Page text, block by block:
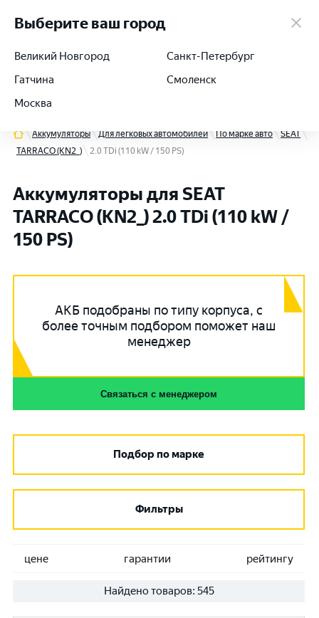
+7 (812) 564-54-91
Аккумуляторы Для легковых автомобилей По марке авто
SEAT
TARRACO (KN2_)
2.0 TDi (110 kW / 150 PS)
Аккумуляторы для SEAT
TARRACO (KN2_) 2.0 TDi (110 kW /
150 PS)
АКБ подобраны по типу корпуса, с
более точным подбором поможет наш
менеджер
Связаться с менеджером
Подбор по марке
Фильтры
цене гарантии рейтингу
Найдено товаров: 545
Выберите ваш город
Великий Новгород
Гатчина
Москва
Санкт-Петербург
Смоленск